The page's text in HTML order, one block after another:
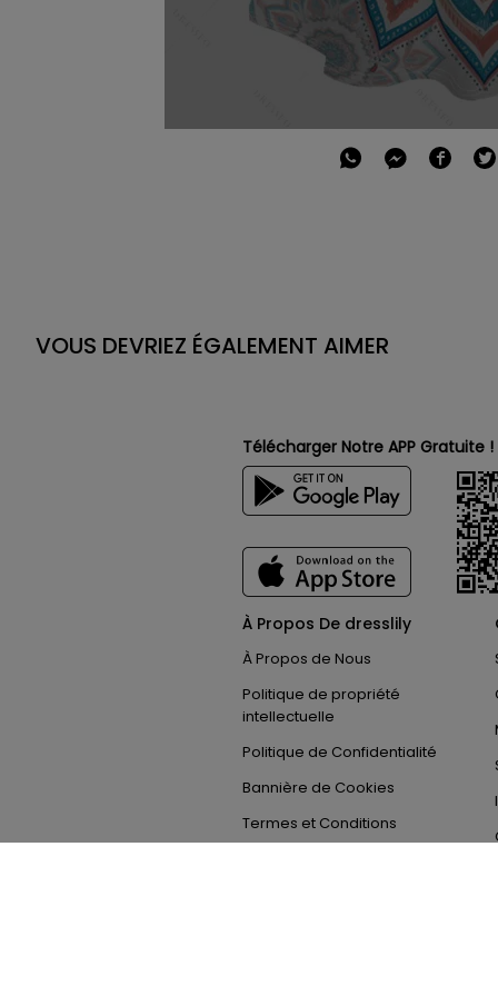
VOUS DEVRIEZ ÉGALEMENT AIMER
Télécharger Notre APP Gratuite !
À Propos De dresslily
À Propos de Nous
Politique de propriété
intellectuelle
Politique de Confidentialité
Bannière de Cookies
Termes et Conditions